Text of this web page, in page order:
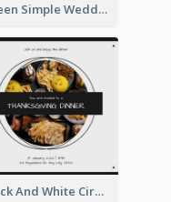
Green Simple Wedding Photo Wedding Invitation
Black And White Circle Photo Thanksgiving Dinner Invitation